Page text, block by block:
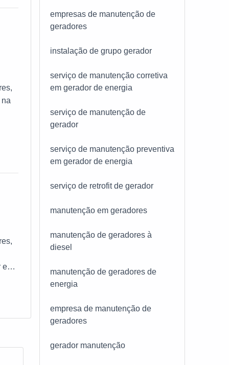
o
os
as
a
em
empresas de manutenção de
geradores
instalação de grupo gerador
serviço de manutenção corretiva
em gerador de energia
serviço de manutenção de
gerador
serviço de manutenção preventiva
em gerador de energia
serviço de retrofit de gerador
manutenção em geradores
manutenção de geradores à
diesel
manutenção de geradores de
energia
empresa de manutenção de
geradores
gerador manutenção